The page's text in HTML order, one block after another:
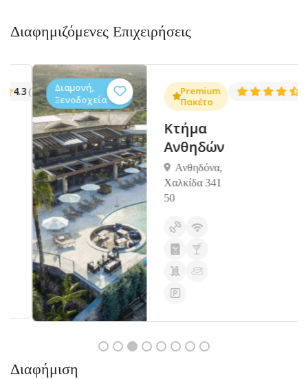
Διαφημιζόμενες Επιχειρήσεις
(1381) Διαμονή,
Ξενοδοχεία
Premium
Πακέτο
Κτήμα
Ανθηδών
Ανθηδόνα,
Χαλκίδα 341
4.5
Διαφήμιση